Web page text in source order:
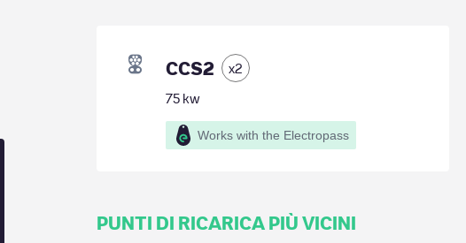
CCS2 x2
75kw
Works with the Electropass
PUNTI DI RICARICA PIÙ VICINI